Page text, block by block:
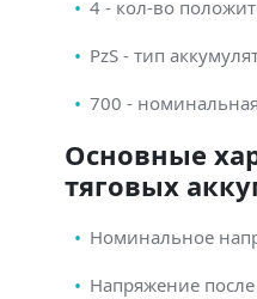
4 - кол-во
PzS - тип
700 -
Основные
тяговых
Номинальное
Напряжение